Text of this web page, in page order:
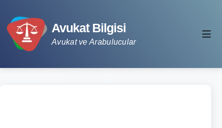
Avukat Bilgisi
Avukat ve Arabulucular